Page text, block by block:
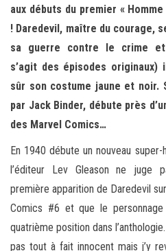
aux débuts du premier «
! Daredevil, maître du courage,
sa guerre contre le crime
s’agit des épisodes originaux)
sûr son costume jaune et noir.
par Jack Binder, débute près
des Marvel Comics…
En 1940 débute un nouveau
l’éditeur Lev Gleason ne juge
première apparition de Daredevil
Comics #6 et que le
quatrième position dans
pas tout à fait innocent mais j’y